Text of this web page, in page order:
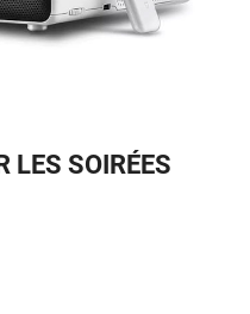
LES SOIRÉES